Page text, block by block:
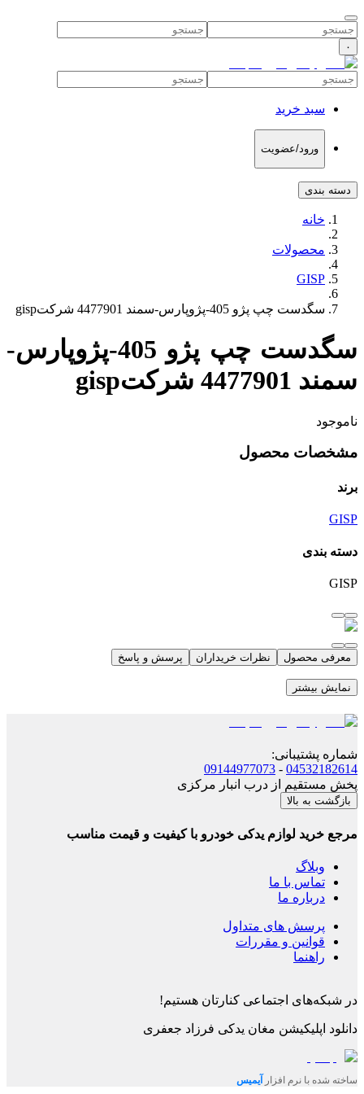
۰
سبد خرید
ورود/عضویت
دسته بندی
خانه
محصولات
GISP
سگدست چپ پژو 405-پژوپارس-سمند 4477901 شرکتgisp
سگدست چپ پژو 405-پژوپارس-
سمند 4477901 شرکتgisp
ناموجود
مشخصات محصول
برند
GISP
دسته بندی
GISP
معرفی محصول نظرات خریداران پرسش و پاسخ
نمایش بیشتر
شماره پشتیبانی:
04532182614
-
09144977073
پخش مستقیم از درب انبار مرکزی
بازگشت به بالا
مرجع خرید لوازم یدکی خودرو با کیفیت و قیمت مناسب
وبلاگ
تماس با ما
درباره ما
پرسش های متداول
قوانین و مقررات
راهنما
در شبکه‌های اجتماعی کنارتان هستیم!
دانلود اپلیکیشن مغان یدکی فرزاد جعفری
ساخته شده با نرم افزار آیمیس